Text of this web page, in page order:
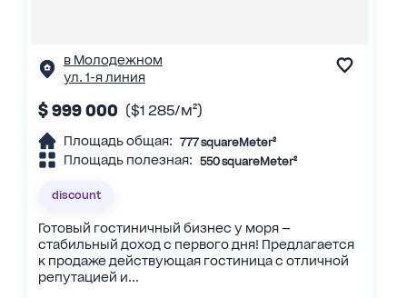
в Молодежном
ул. 1-я линия
$ 999 000 ($1 285/м²)
Площадь общая: 777 squareMeter²
Площадь полезная: 550 squareMeter²
discount
Готовый гостиничный бизнес у моря —
стабильный доход с первого дня! Предлагается
к продаже действующая гостиница с отличной
репутацией и...